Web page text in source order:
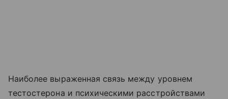
Наиболее выраженная связь между уровнем
тестостерона и психическими расстройствами